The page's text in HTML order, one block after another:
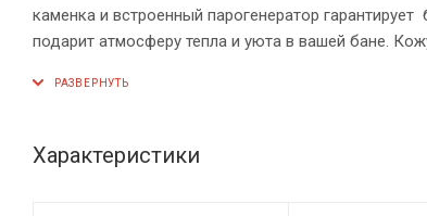
каменка и встроенный парогенератор
подарит атмосферу тепла и уюта в вашей бане.
Характеристики